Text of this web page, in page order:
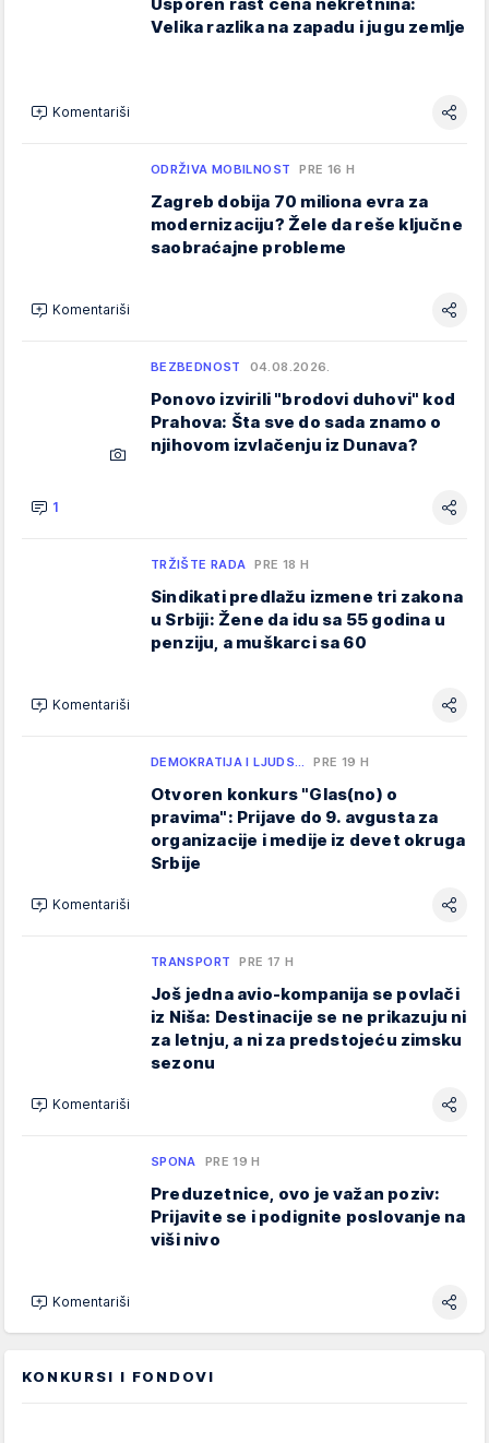
Velika razlika na zapadu i jugu zemlje
Komentariši
ODRŽIVA MOBILNOST PRE 16 H
Zagreb dobija 70 miliona evra za
modernizaciju? Žele da reše ključne
saobraćajne probleme
Komentariši
BEZBEDNOST 04.08.2026.
Ponovo izvirili "brodovi duhovi" kod
Prahova: Šta sve do sada znamo o
njihovom izvlačenju iz Dunava?
1
TRŽIŠTE RADA PRE 18 H
Sindikati predlažu izmene tri zakona
u Srbiji: Žene da idu sa 55 godina u
penziju, a muškarci sa 60
Komentariši
DEMOKRATIJA I LJUDS… PRE 19 H
Otvoren konkurs "Glas(no) o
pravima": Prijave do 9. avgusta za
organizacije i medije iz devet okruga
Srbije
Komentariši
TRANSPORT PRE 17 H
Još jedna avio-kompanija se povlači
iz Niša: Destinacije se ne prikazuju ni
za letnju, a ni za predstojeću zimsku
sezonu
Komentariši
SPONA PRE 19 H
Preduzetnice, ovo je važan poziv:
Prijavite se i podignite poslovanje na
viši nivo
Komentariši
KONKURSI I FONDOVI